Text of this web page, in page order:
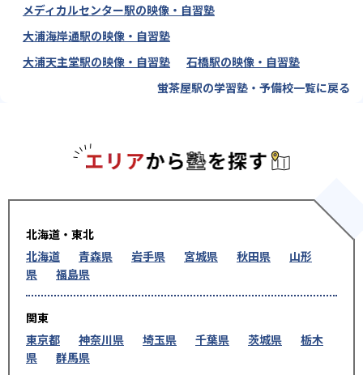
メディカルセンター駅の映像・自習塾
大浦海岸通駅の映像・自習塾
大浦天主堂駅の映像・自習塾
石橋駅の映像・自習塾
蛍茶屋駅の学習塾・予備校一覧に戻る
北海道・東北
北海道
青森県 岩手県 宮城県 秋田県
山形
県
福島県
関東
東京都
神奈川県 埼玉県 千葉県 茨城県
栃木
県
群馬県